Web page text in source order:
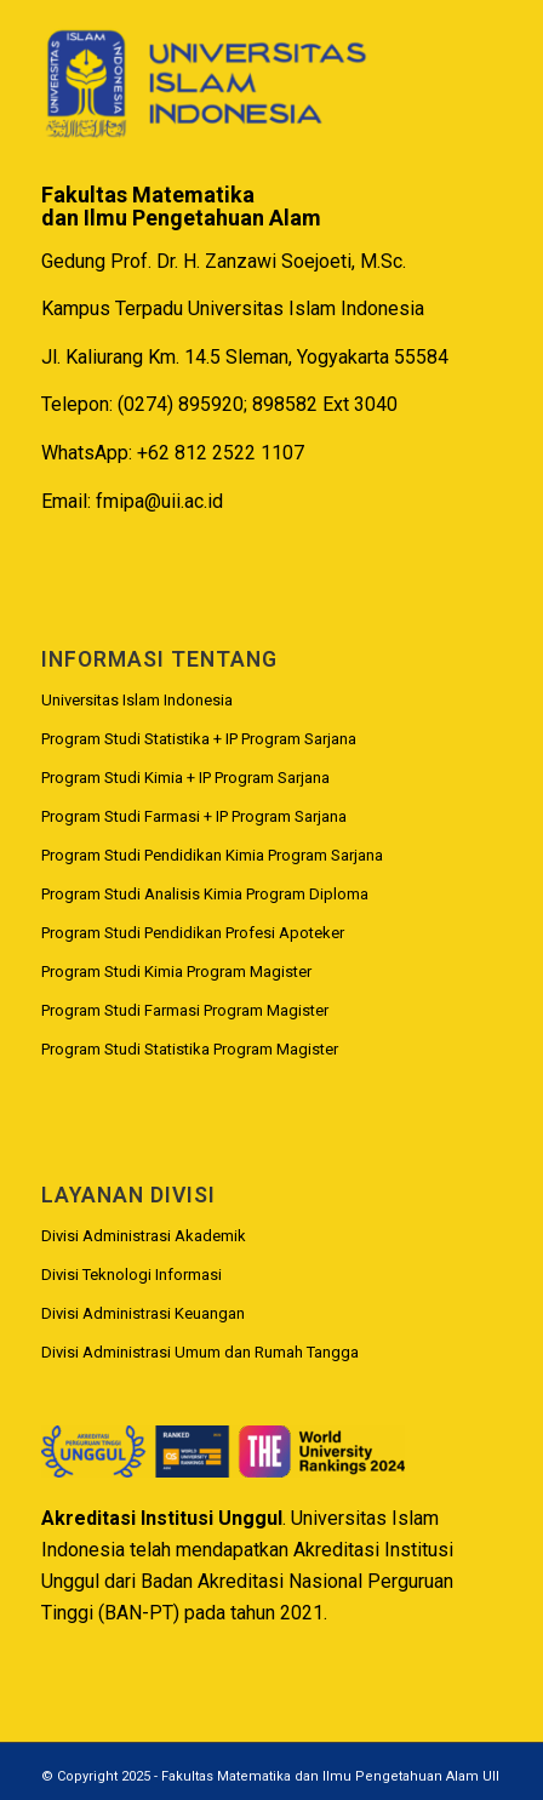
Fakultas Matematika
dan Ilmu Pengetahuan Alam
Gedung Prof. Dr. H. Zanzawi Soejoeti, M.Sc.
Kampus Terpadu Universitas Islam Indonesia
Jl. Kaliurang Km. 14.5 Sleman, Yogyakarta 55584
Telepon: (0274) 895920; 898582 Ext 3040
WhatsApp: +62 812 2522 1107
Email: fmipa@uii.ac.id
INFORMASI TENTANG
Universitas Islam Indonesia
Program Studi Statistika + IP Program Sarjana
Program Studi Kimia + IP Program Sarjana
Program Studi Farmasi + IP Program Sarjana
Program Studi Pendidikan Kimia Program Sarjana
Program Studi Analisis Kimia Program Diploma
Program Studi Pendidikan Profesi Apoteker
Program Studi Kimia Program Magister
Program Studi Farmasi Program Magister
Program Studi Statistika Program Magister
LAYANAN DIVISI
Divisi Administrasi Akademik
Divisi Teknologi Informasi
Divisi Administrasi Keuangan
Divisi Administrasi Umum dan Rumah Tangga
Akreditasi Institusi Unggul . Universitas Islam
Indonesia telah mendapatkan Akreditasi Institusi
Unggul dari Badan Akreditasi Nasional Perguruan
Tinggi (BAN-PT) pada tahun 2021.
© Copyright 2025 - Fakultas Matematika dan Ilmu Pengetahuan Alam UII